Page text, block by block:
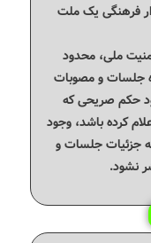
فرهنگی یک ملت
ملی، محدود
جلسات و مصوبات
حکم صریحی که
کرده باشد، وجود
که جزئیات جلسات و
نشود.